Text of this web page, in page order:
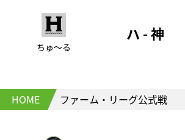
ちゅ～る
ハ - 神
HOME ファーム・リーグ公式戦